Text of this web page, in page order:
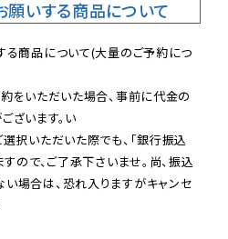
いする商品について
商品について(大量のご予約につ
をいただいた場合、事前に代金の
ざいます。い
択いただいた際でも、「銀行振込
ので、ご了承下さいませ。尚、振込
場合は、恐れ入りますがキャンセ